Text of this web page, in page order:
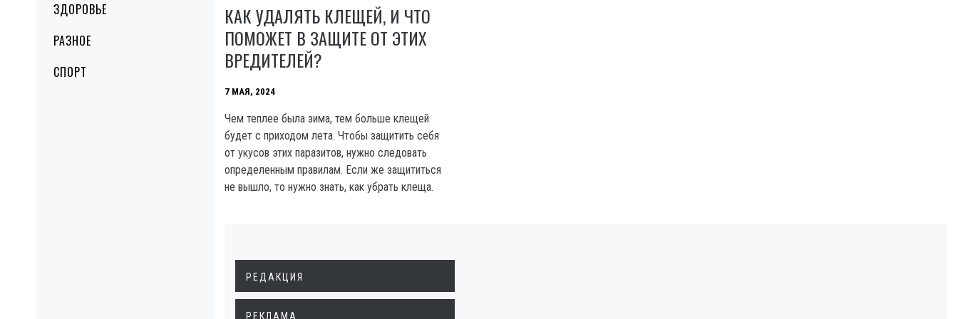
ЗДОРОВЬЕ
РАЗНОЕ
СПОРТ
КАК УДАЛЯТЬ КЛЕЩЕЙ, И ЧТО
ПОМОЖЕТ В ЗАЩИТЕ ОТ ЭТИХ
ВРЕДИТЕЛЕЙ?
7 МАЯ, 2024
Чем теплее была зима, тем больше клещей
будет с приходом лета. Чтобы защитить себя
от укусов этих паразитов, нужно следовать
определенным правилам. Если же защититься
не вышло, то нужно знать, как убрать клеща.
РЕДАКЦИЯ
РЕКЛАМА